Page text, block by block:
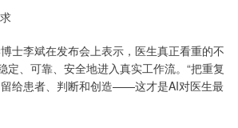
士李斌在发布会上表示，医生真正看重的不
定、可靠、安全地进入真实工作流。“把重复
给患者、判断和创造——这才是AI对医生最